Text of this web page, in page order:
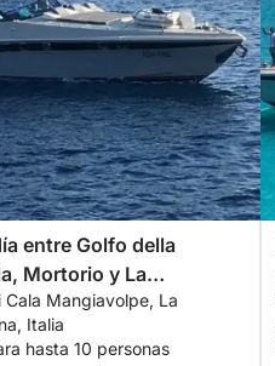
entre Golfo della
Mortorio y La
Cala Mangiavolpe, La
Italia
hasta 10 personas